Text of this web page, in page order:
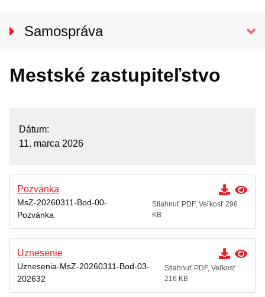
Samospráva
Hlavný kontrolór mesta
Zasadnutia
Mestská rada
Komisie
ZASADNUTIA
Úradná tabuľa
Zmluvy
Zmluvy nájomné
Mestské zastupiteľstvo
Dátum
11. marca 2026
Pozvánka
MsZ-20260311-Bod-00-
Pozvánka
Stiahnuť PDF, Veľkosť 296
KB
Uznesenie
Uznesenia-MsZ-20260311-Bod-03-
202632
Stiahnuť PDF, Veľkosť
216 KB